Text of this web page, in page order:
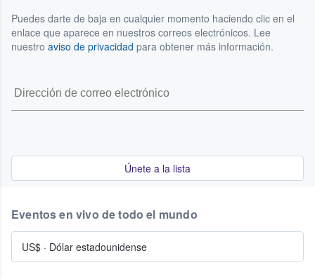
Puedes darte de baja en cualquier momento haciendo clic en el
enlace que aparece en nuestros correos electrónicos. Lee
nuestro aviso de privacidad para obtener más información.
Únete a la lista
Eventos en vivo de todo el mundo
US$ · Dólar estadounidense